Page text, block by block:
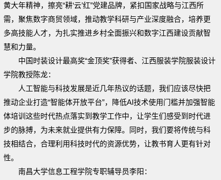
黄大年精神，擦亮“耕‘云’红”党建品牌，紧扣国家战略与江西所
需，聚焦数字商贸领域，推动教学科研与产业深度融合，培养更
多高技能人才，为扎实推进乡村全面振兴和数字江西建设贡献智
慧和力量。
中国时装设计最高奖“金顶奖”获得者、江西服装学院服装设计
学院教授陈龙：
人工智能与科技发展是近几年热议的话题，我们应该尽快把
推动企业打造“智能体开放平台”，降低AI技术使用门槛并加强智能
体培训这些时代热点落实到教学工作中，让学生们感受到时代进
步的脉搏，为未来就业提供有力保障。同时，我们要将传统与科
技相结合，合理利用科技时代的资源优势，让教书育人更有针对
性。
南昌大学信息工程学院专职辅导员李阳：